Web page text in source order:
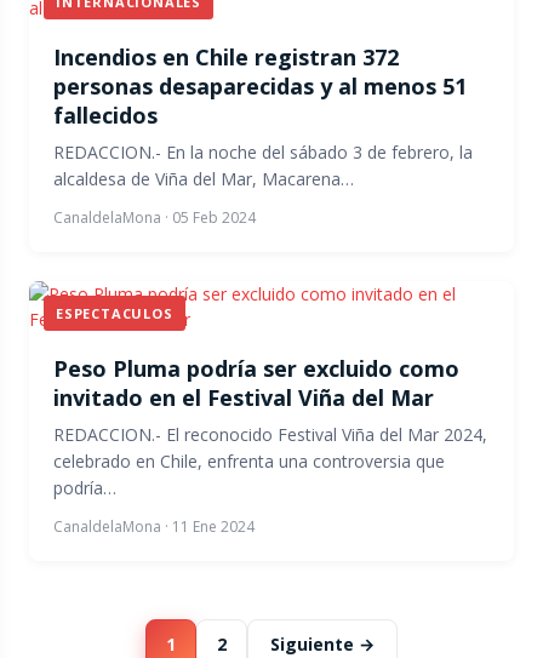
Incendios en Chile registran 372
personas desaparecidas y al menos 51
fallecidos
REDACCION.- En la noche del sábado 3 de febrero, la
alcaldesa de Viña del Mar, Macarena…
CanaldelaMona · 05 Feb 2024
ESPECTACULOS
Peso Pluma podría ser excluido como
invitado en el Festival Viña del Mar
REDACCION.- El reconocido Festival Viña del Mar 2024,
celebrado en Chile, enfrenta una controversia que
podría…
CanaldelaMona · 11 Ene 2024
1 2 Siguiente →